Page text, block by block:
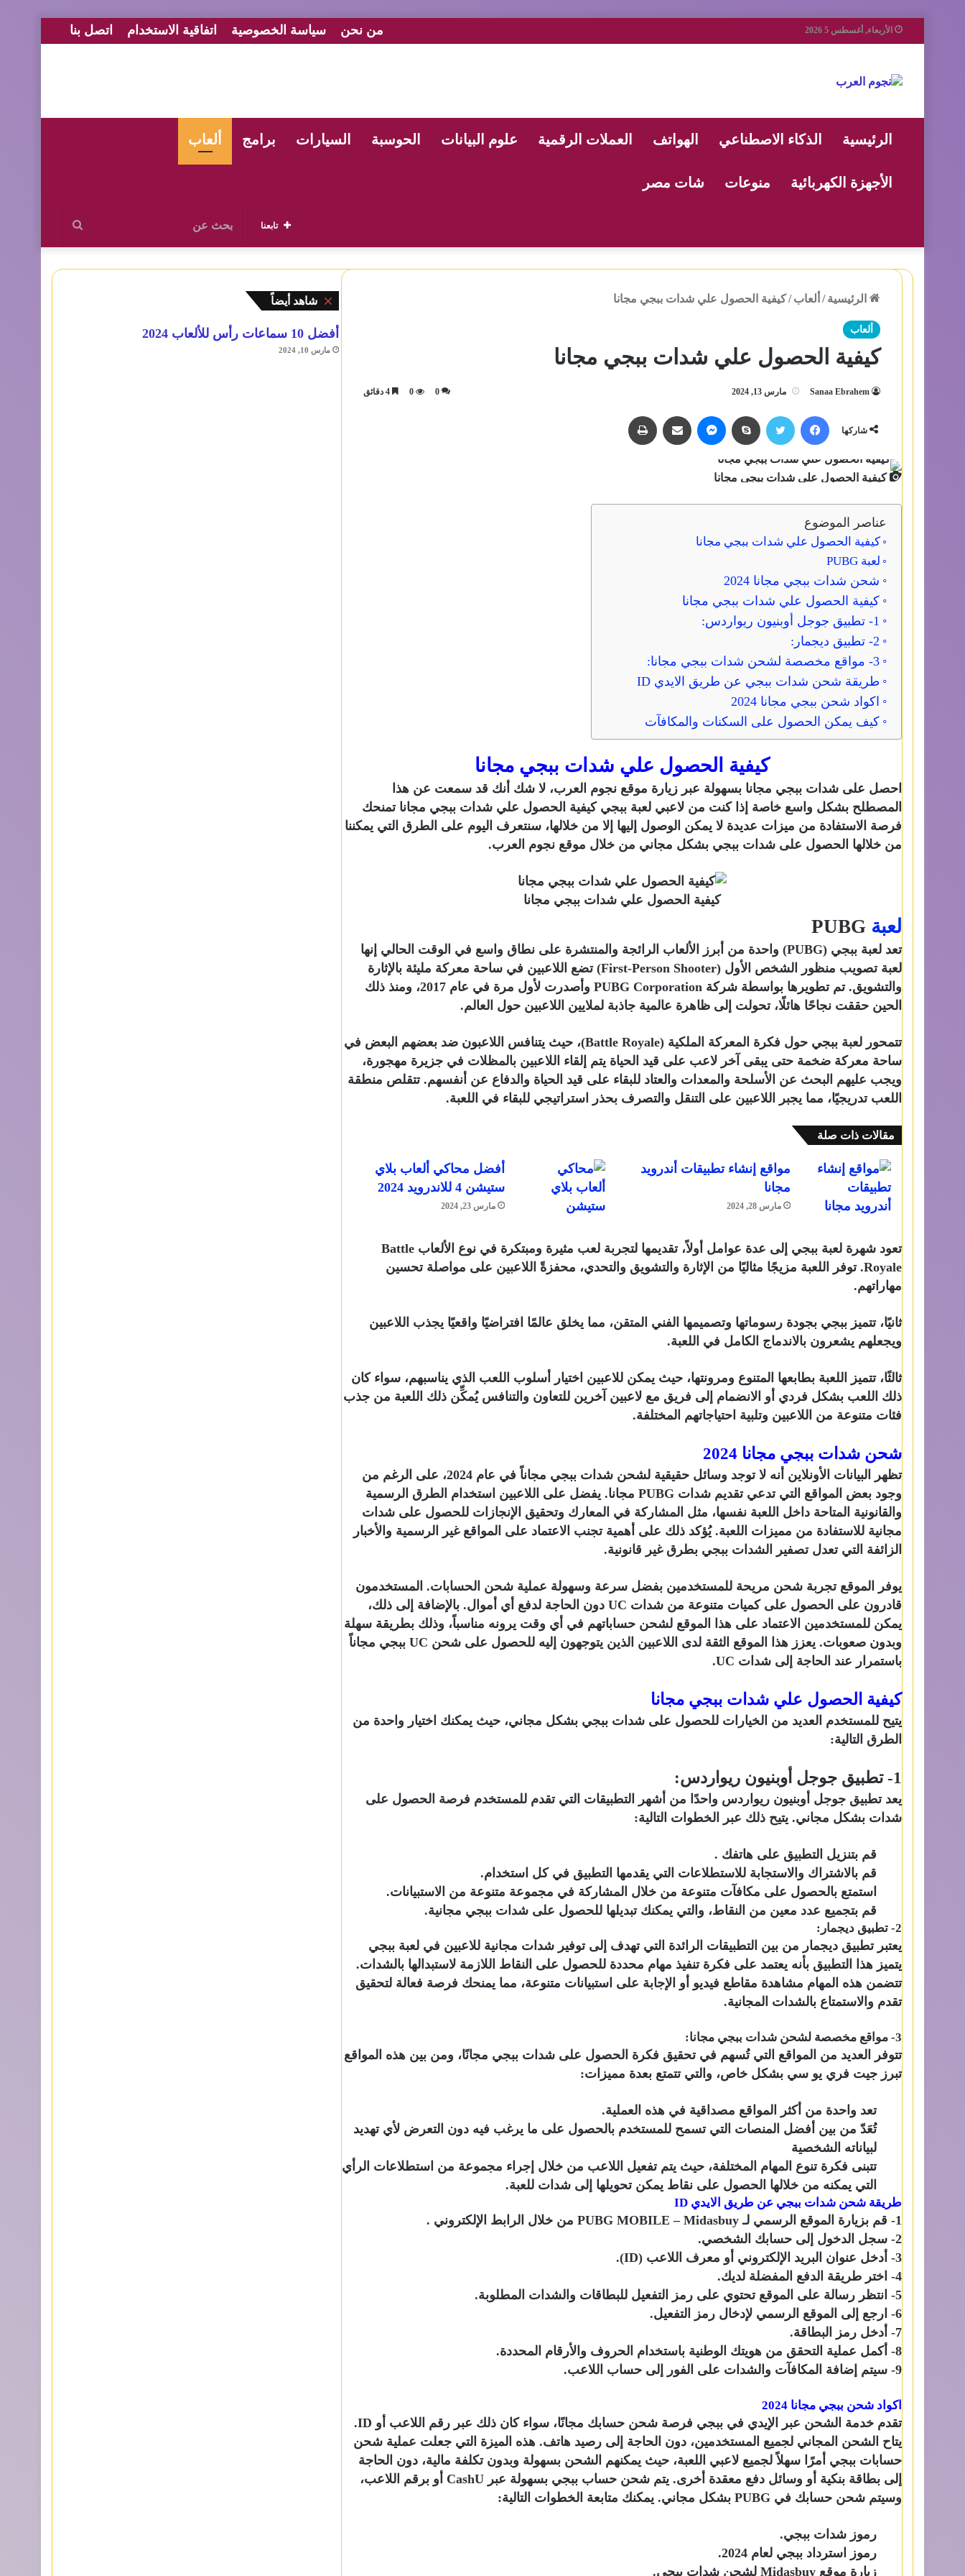
الأربعاء, أغسطس 5 2026 من نحن سياسة الخصوصية اتفاقية الاستخدام اتصل بنا
الرئيسية الذكاء الاصطناعي الهواتف العملات الرقمية علوم البيانات الحوسبة السيارات برامج ألعاب
الأجهزة الكهربائية منوعات شات مصر
بحث
عن
تابعنا
الرئيسية / ألعاب /كيفية الحصول علي شدات ببجي مجانا
ألعاب
كيفية الحصول علي شدات ببجي مجانا
Sanaa Ebrahem مارس 13, 2024 0
0
شاركها
فيسبوك تويتر سكايب ماسنجر مشاركة عبر البريد
كيفية الحصول علي شدات ببجي مجانا
عناصر الموضوع
كيفية الحصول علي شدات ببجي مجانا
لعبة PUBG
شحن شدات ببجي مجانا 2024
كيفية الحصول علي شدات ببجي مجانا
1- تطبيق جوجل أوبنيون ريواردس:
2- تطبيق ديجمار:
3- مواقع مخصصة لشحن شدات ببجي مجانا:
طريقة شحن شدات ببجي عن طريق الايدي ID
اكواد شحن ببجي مجانا 2024
كيف يمكن الحصول على السكنات والمكافآت
كيفية الحصول علي شدات ببجي مجانا
احصل على شدات ببجي مجانا بسهولة عبر زيارة موقع نجوم العرب، لا شك أنك قد سمعت عن هذا
المصطلح بشكل واسع خاصة إذا كنت من لاعبي لعبة ببجي كيفية الحصول علي شدات ببجي مجانا تمنحك
فرصة الاستفادة من ميزات عديدة لا يمكن الوصول إليها إلا من خلالها، سنتعرف اليوم على الطرق التي يمكننا
من خلالها الحصول على شدات ببجي بشكل مجاني من خلال موقع نجوم العرب.
كيفية الحصول علي شدات ببجي مجانا
لعبة
تعد لعبة ببجي (PUBG) واحدة من أبرز الألعاب الرائجة والمنتشرة على نطاق واسع في الوقت الحالي إنها
لعبة تصويب منظور الشخص الأول (First-Person Shooter) تضع اللاعبين في ساحة معركة مليئة بالإثارة
والتشويق. تم تطويرها بواسطة شركة PUBG Corporation وأصدرت لأول مرة في عام 2017، ومنذ ذلك
الحين حققت نجاحًا هائلًا، تحولت إلى ظاهرة عالمية جاذبة لملايين اللاعبين حول العالم.
تتمحور لعبة ببجي حول فكرة المعركة الملكية (Battle Royale)، حيث يتنافس اللاعبون ضد بعضهم البعض في
ساحة معركة ضخمة حتى يبقى آخر لاعب على قيد الحياة يتم إلقاء اللاعبين بالمظلات في جزيرة مهجورة،
ويجب عليهم البحث عن الأسلحة والمعدات والعتاد للبقاء على قيد الحياة والدفاع عن أنفسهم. تتقلص منطقة
اللعب تدريجيًا، مما يجبر اللاعبين على التنقل والتصرف بحذر استراتيجي للبقاء في اللعبة.
مقالات ذات صلة
مواقع إنشاء تطبيقات أندرويد
مجانا
مارس 28, 2024
أفضل محاكي ألعاب بلاي
ستيشن 4 للاندرويد 2024
مارس 23, 2024
تعود شهرة لعبة ببجي إلى عدة عوامل أولاً، تقديمها لتجربة لعب مثيرة ومبتكرة في نوع الألعاب Battle
Royale. توفر اللعبة مزيجًا مثاليًا من الإثارة والتشويق والتحدي، محفزةً اللاعبين على مواصلة تحسين
مهاراتهم.
ثانيًا، تتميز ببجي بجودة رسوماتها وتصميمها الفني المتقن، مما يخلق عالمًا افتراضيًا واقعيًا يجذب اللاعبين
ويجعلهم يشعرون بالاندماج الكامل في اللعبة.
ثالثًا، تتميز اللعبة بطابعها المتنوع ومرونتها، حيث يمكن للاعبين اختيار أسلوب اللعب الذي يناسبهم، سواء كان
ذلك اللعب بشكل فردي أو الانضمام إلى فريق مع لاعبين آخرين للتعاون والتنافس يُمكِّن ذلك اللعبة من جذب
فئات متنوعة من اللاعبين وتلبية احتياجاتهم المختلفة.
شحن شدات ببجي مجانا 2024
تظهر البيانات الأونلاين أنه لا توجد وسائل حقيقية لشحن شدات ببجي مجاناً في عام 2024، على الرغم من
وجود بعض المواقع التي تدعي تقديم شدات PUBG مجانا. يفضل على اللاعبين استخدام الطرق الرسمية
والقانونية المتاحة داخل اللعبة نفسها، مثل المشاركة في المعارك وتحقيق الإنجازات للحصول على شدات
مجانية للاستفادة من مميزات اللعبة. يُؤكد ذلك على أهمية تجنب الاعتماد على المواقع غير الرسمية والأخبار
الزائفة التي تعدل تصفير الشدات ببجي بطرق غير قانونية.
يوفر الموقع تجربة شحن مريحة للمستخدمين بفضل سرعة وسهولة عملية شحن الحسابات. المستخدمون
قادرون على الحصول على كميات متنوعة من شدات UC دون الحاجة لدفع أي أموال. بالإضافة إلى ذلك،
يمكن للمستخدمين الاعتماد على هذا الموقع لشحن حساباتهم في أي وقت يرونه مناسباً، وذلك بطريقة سهلة
وبدون صعوبات. يعزز هذا الموقع الثقة لدى اللاعبين الذين يتوجهون إليه للحصول على شحن UC ببجي مجاناً
باستمرار عند الحاجة إلى شدات UC.
كيفية الحصول علي شدات ببجي مجانا
يتيح للمستخدم العديد من الخيارات للحصول على شدات ببجي بشكل مجاني، حيث يمكنك اختيار واحدة من
الطرق التالية:
1- تطبيق جوجل أوبنيون ريواردس:
يعد تطبيق جوجل أوبنيون ريواردس واحدًا من أشهر التطبيقات التي تقدم للمستخدم فرصة الحصول على
شدات بشكل مجاني. يتيح ذلك عبر الخطوات التالية:
قم بتنزيل التطبيق على هاتفك .
قم بالاشتراك والاستجابة للاستطلاعات التي يقدمها التطبيق في كل استخدام.
استمتع بالحصول على مكافآت متنوعة من خلال المشاركة في مجموعة متنوعة من الاستبيانات.
قم بتجميع عدد معين من النقاط، والتي يمكنك تبديلها للحصول على شدات ببجي مجانية.
2- تطبيق ديجمار:
يعتبر تطبيق ديجمار من بين التطبيقات الرائدة التي تهدف إلى توفير شدات مجانية للاعبين في لعبة ببجي
يتميز هذا التطبيق بأنه يعتمد على فكرة تنفيذ مهام محددة للحصول على النقاط اللازمة لاستبدالها بالشدات.
تتضمن هذه المهام مشاهدة مقاطع فيديو أو الإجابة على استبيانات متنوعة، مما يمنحك فرصة فعالة لتحقيق
تقدم والاستمتاع بالشدات المجانية.
3- مواقع مخصصة لشحن شدات ببجي مجانا:
تتوفر العديد من المواقع التي تُسهم في تحقيق فكرة الحصول على شدات ببجي مجانًا، ومن بين هذه المواقع
تبرز جيت فري يو سي بشكل خاص، والتي تتمتع بعدة مميزات:
تعد واحدة من أكثر المواقع مصداقية في هذه العملية.
تُعَدّ من بين أفضل المنصات التي تسمح للمستخدم بالحصول على ما يرغب فيه دون التعرض لأي تهديد
لبياناته الشخصية
تتبنى فكرة تنوع المهام المختلفة، حيث يتم تفعيل اللاعب من خلال إجراء مجموعة من استطلاعات الرأي
التي يمكنه من خلالها الحصول على نقاط يمكن تحويلها إلى شدات للعبة.
طريقة شحن شدات ببجي عن طريق الايدي ID
1- قم بزيارة الموقع الرسمي لـ PUBG MOBILE – Midasbuy من خلال الرابط الإلكتروني .
2- سجل الدخول إلى حسابك الشخصي.
3- أدخل عنوان البريد الإلكتروني أو معرف اللاعب (ID).
4- اختر طريقة الدفع المفضلة لديك.
5- انتظر رسالة على الموقع تحتوي على رمز التفعيل للبطاقات والشدات المطلوبة.
6- ارجع إلى الموقع الرسمي لإدخال رمز التفعيل.
7- أدخل رمز البطاقة.
8- أكمل عملية التحقق من هويتك الوطنية باستخدام الحروف والأرقام المحددة.
9- سيتم إضافة المكافآت والشدات على الفور إلى حساب اللاعب.
اكواد شحن ببجي مجانا 2024
تقدم خدمة الشحن عبر الإيدي في ببجي فرصة شحن حسابك مجانًا، سواء كان ذلك عبر رقم اللاعب أو ID.
يتاح الشحن المجاني لجميع المستخدمين، دون الحاجة إلى رصيد هاتف. هذه الميزة التي جعلت عملية شحن
حسابات ببجي أمرًا سهلاً لجميع لاعبي اللعبة، حيث يمكنهم الشحن بسهولة وبدون تكلفة مالية، دون الحاجة
إلى بطاقة بنكية أو وسائل دفع معقدة أخرى. يتم شحن حساب ببجي بسهولة عبر CashU أو برقم اللاعب،
وسيتم شحن حسابك في PUBG بشكل مجاني. يمكنك متابعة الخطوات التالية:
رموز شدات ببجي.
رموز استرداد ببجي لعام 2024.
زيارة موقع Midasbuy لشحن شدات ببجي.
شاهد أيضاً
إغلاق
أفضل 10 سماعات رأس للألعاب 2024
مارس 10, 2024